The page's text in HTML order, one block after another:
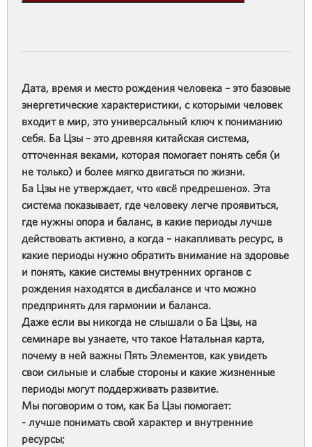
Дата, время и место рождения человека – это базовые
энергетические характеристики, с которыми человек
входит в мир, это универсальный ключ к пониманию
себя. Ба Цзы – это древняя китайская система,
отточенная веками, которая помогает понять себя (и
не только) и более мягко двигаться по жизни.
Ба Цзы не утверждает, что «всё предрешено». Эта
система показывает, где человеку легче проявиться,
где нужны опора и баланс, в какие периоды лучше
действовать активно, а когда – накапливать ресурс, в
какие периоды нужно обратить внимание на здоровье
и понять, какие системы внутренних органов с
рождения находятся в дисбалансе и что можно
предпринять для гармонии и баланса.
Даже если вы никогда не слышали о Ба Цзы, на
семинаре вы узнаете, что такое Натальная карта,
почему в ней важны Пять Элементов, как увидеть
свои сильные и слабые стороны и какие жизненные
периоды могут поддерживать развитие.
Мы поговорим о том, как Ба Цзы помогает:
- лучше понимать свой характер и внутренние
ресурсы;